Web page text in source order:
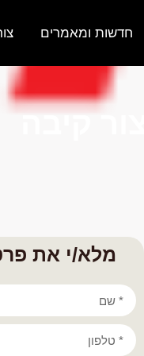
חדשות ומאמרים
קיבה
מלא/י את